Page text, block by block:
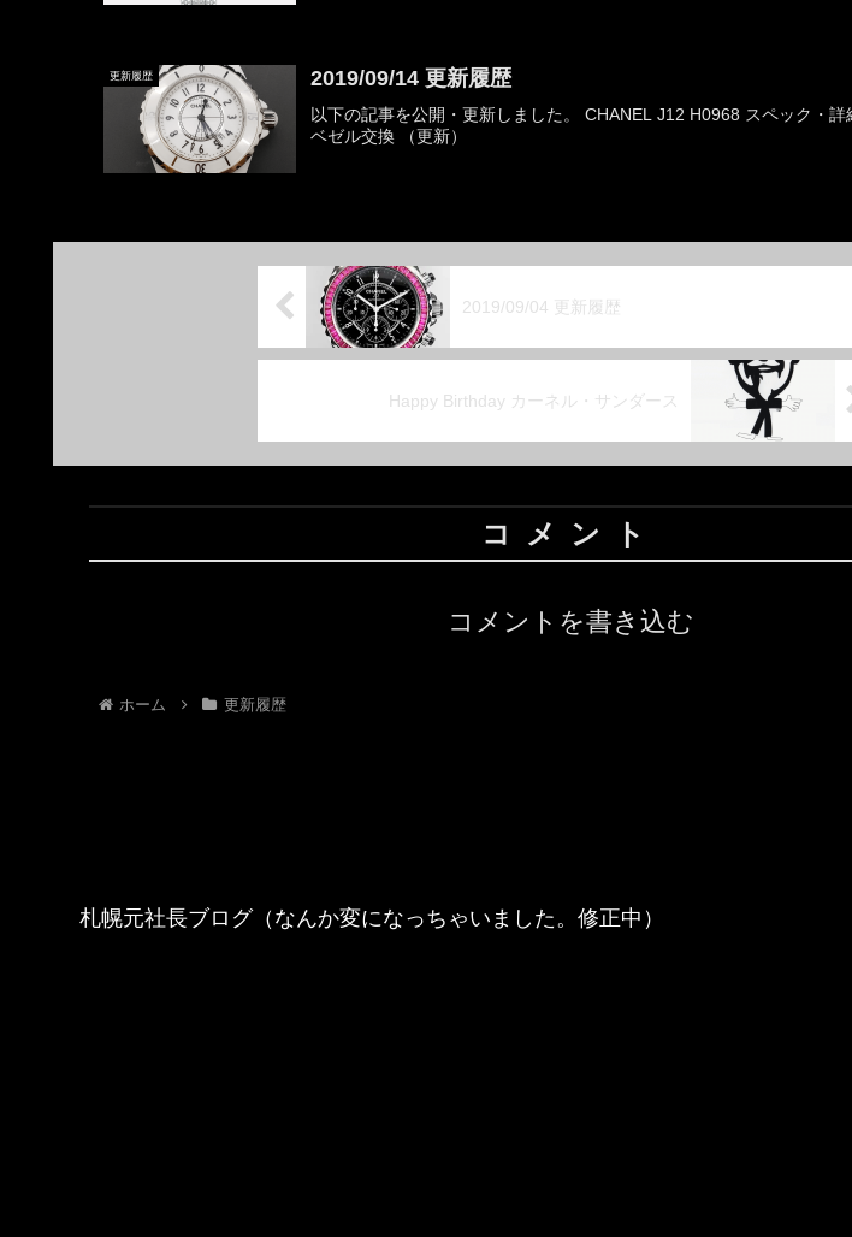
更新履歴 2019/09/14 更新履歴
以下の記事を公開・更新しました。 CHANEL J12 H0968 スペック・
ベゼル交換 （更新）
2019/09/04 更新履歴
Happy Birthday カーネル・サンダース
コメント
コメントを書き込む
ホーム 更新履歴
札幌元社長ブログ（なんか変になっちゃいました。修正中）